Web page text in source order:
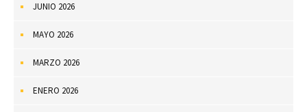
JUNIO 2026
MAYO 2026
MARZO 2026
ENERO 2026